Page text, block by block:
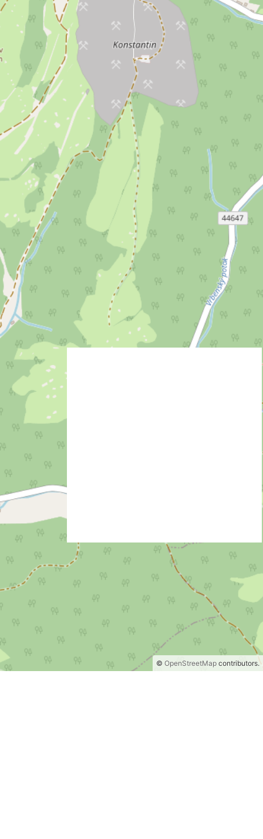
© OpenStreetMap contributors.